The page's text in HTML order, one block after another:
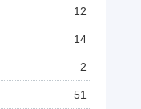
12
14
2
51